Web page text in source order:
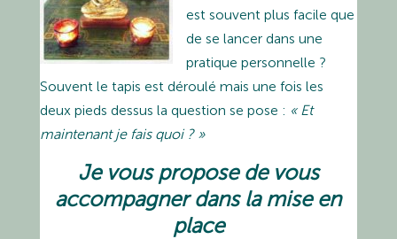
est souvent plus facile que
de se lancer dans une
pratique personnelle ?
Souvent le tapis est déroulé mais une fois les
deux pieds dessus la question se pose : « Et
maintenant je fais quoi ? »
Je vous propose de vous
accompagner dans la mise en
place